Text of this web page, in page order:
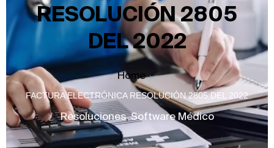
RESOLUCIÓN 2805
DEL 2022
Home
FACTURA ELECTRÓNICA RESOLUCIÓN 2805 DEL 2022
Resoluciones,Software Médico